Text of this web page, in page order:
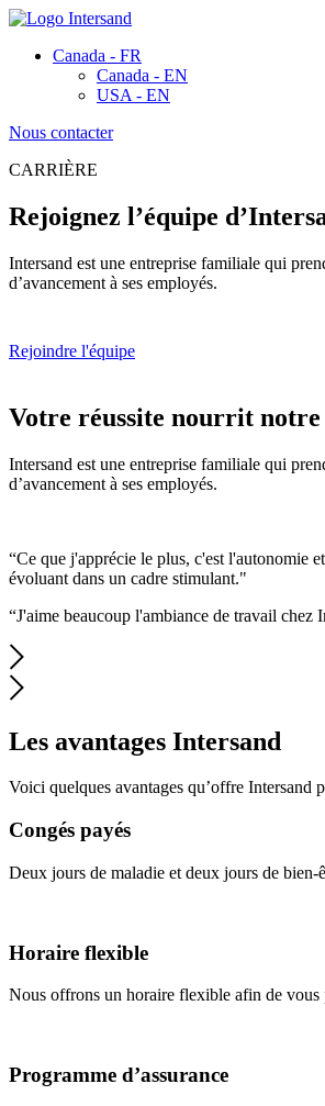
Canada - FR
Canada - EN
USA - EN
Nous contacter
CARRIÈRE
Rejoignez l’équipe
Intersand est une entreprise familiale qui
d’avancement à ses employés.
Rejoindre l'équipe
Votre réussite nourrit notre
Intersand est une entreprise familiale qui
d’avancement à ses employés.
“Ce que j'apprécie le plus, c'est l'autonomie
évoluant dans un cadre stimulant."
“J'aime beaucoup l'ambiance de travail chez
Les avantages Intersand
Voici quelques avantages qu’offre Intersand
Congés payés
Deux jours de maladie et deux jours de bien-
Horaire flexible
Nous offrons un horaire flexible afin de vous
Programme d’assurance